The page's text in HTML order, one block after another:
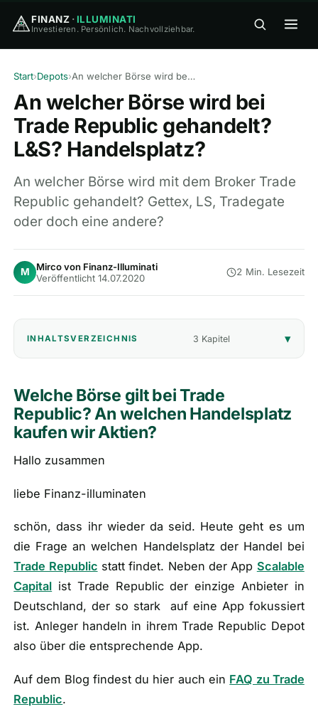
FINANZ · ILLUMINATI
Investieren. Persönlich. Nachvollziehbar.
FINANZ· ILLUMINATI
🏠 Home
🎓Wissen
⚖️ Vergleiche
🎁 Empfehlungen
📰 Artikel
Wie finanziert sich diese Seite?
Start›Depots› An welcher Börse wird bei Trade Republic gehandelt? L&S? Handelsplatz?
An welcher Börse wird bei
Trade Republic gehandelt?
L&S? Handelsplatz?
An welcher Börse wird mit dem Broker Trade
Republic gehandelt? Gettex, LS, Tradegate
oder doch eine andere?
M
Mirco von Finanz-Illuminati
Veröffentlicht 14.07.2020
2 Min. Lesezeit
INHALTSVERZEICHNIS 3 Kapitel
Welche Börse gilt bei Trade
Republic? An welchen Handelsplatz
kaufen wir Aktien?
Hallo zusammen
liebe Finanz-illuminaten
schön, dass ihr wieder da seid. Heute geht es um
die Frage an welchen Handelsplatz der Handel bei
Trade Republic statt findet. Neben der App Scalable
Capital ist Trade Republic der einzige Anbieter in
Deutschland, der so stark auf eine App fokussiert
ist. Anleger handeln in ihrem Trade Republic Depot
also über die entsprechende App.
Auf dem Blog findest du hier auch ein FAQ zu Trade
Republic.